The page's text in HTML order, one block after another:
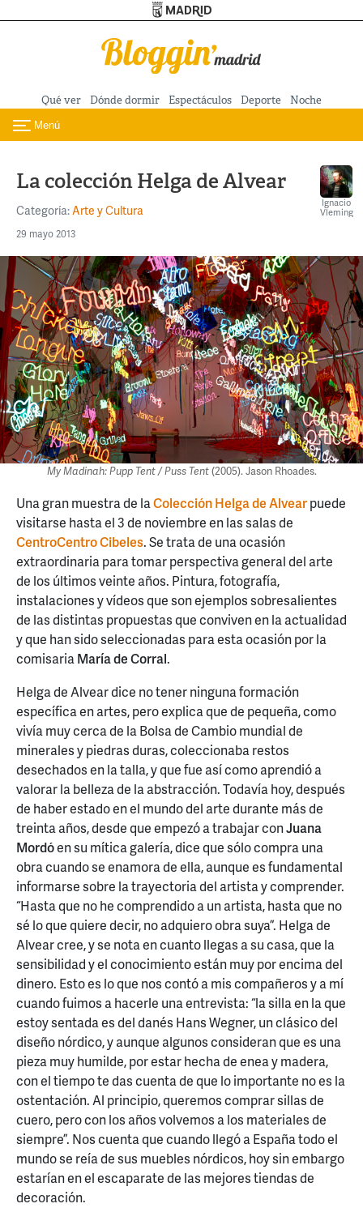
Pasar al contenido principal
Qué ver Dónde dormir Espectáculos Deporte Noche
Toggle navigation
Menú
La colección Helga de Alvear
Categoría:Arte y Cultura
29 mayo 2013
Ignacio
Vleming
My Madinah: Pupp Tent / Puss Tent(2005). Jason Rhoades.
Una gran muestra de laColección Helga de Alvearpuede
visitarse hasta el 3 de noviembre en las salas de
CentroCentro Cibeles. Se trata de una ocasión
extraordinaria para tomar perspectiva general del arte
de los últimos veinte años. Pintura, fotografía,
instalaciones y vídeos que son ejemplos sobresalientes
de las distintas propuestas que conviven en la actualidad
y que han sido seleccionadas para esta ocasión por la
comisariaMaría de Corral.
Helga de Alvear dice no tener ninguna formación
específica en artes, pero explica que de pequeña, como
vivía muy cerca de la Bolsa de Cambio mundial de
minerales y piedras duras, coleccionaba restos
desechados en la talla, y que fue así como aprendió a
valorar la belleza de la abstracción. Todavía hoy, después
de haber estado en el mundo del arte durante más de
treinta años, desde que empezó a trabajar conJuana
Mordóen su mítica galería, dice que sólo compra una
obra cuando se enamora de ella, aunque es fundamental
informarse sobre la trayectoria del artista y comprender.
“Hasta que no he comprendido a un artista, hasta que no
sé lo que quiere decir, no adquiero obra suya”. Helga de
Alvear cree, y se nota en cuanto llegas a su casa, que la
sensibilidad y el conocimiento están muy por encima del
dinero. Esto es lo que nos contó a mis compañeros y a mí
cuando fuimos a hacerle una entrevista: “la silla en la que
estoy sentada es del danés Hans Wegner, un clásico del
diseño nórdico, y aunque algunos consideran que es una
pieza muy humilde, por estar hecha de enea y madera,
con el tiempo te das cuenta de que lo importante no es la
ostentación. Al principio, queremos comprar sillas de
cuero, pero con los años volvemos a los materiales de
siempre”. Nos cuenta que cuando llegó a España todo el
mundo se reía de sus muebles nórdicos, hoy sin embargo
estarían en el escaparate de las mejores tiendas de
decoración.